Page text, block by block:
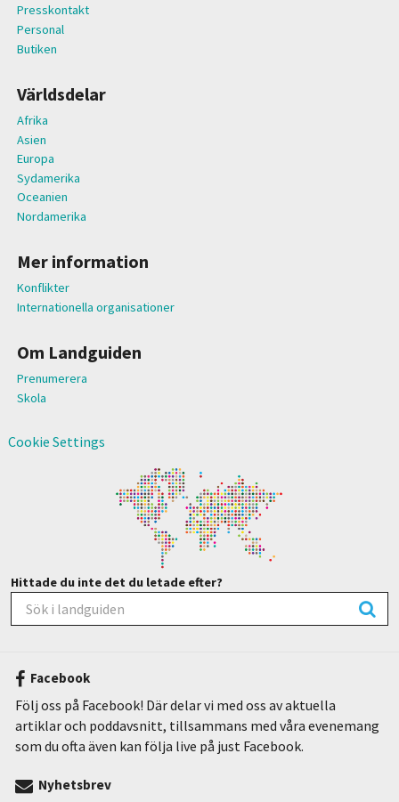
Presskontakt
Personal
Butiken
Världsdelar
Afrika
Asien
Europa
Sydamerika
Oceanien
Nordamerika
Mer information
Konflikter
Internationella organisationer
Om Landguiden
Prenumerera
Skola
Cookie Settings
Hittade du inte det du letade efter?
Facebook
Följ oss på Facebook! Där delar vi med oss av aktuella
artiklar och poddavsnitt, tillsammans med våra evenemang
som du ofta även kan följa live på just Facebook.
Nyhetsbrev